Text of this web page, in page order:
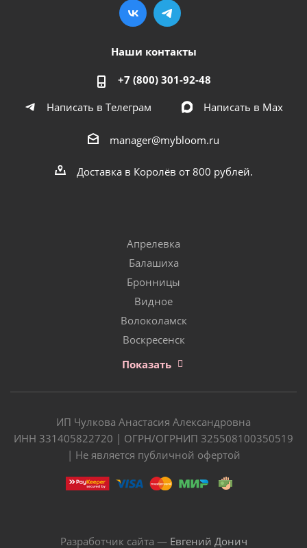
Наши контакты
+7 (800) 301-92-48
Написать в Телеграм
Написать в Мах
manager@mybloom.ru
Доставка в Королёв от 800 рублей.
Апрелевка
Балашиха
Бронницы
Видное
Волоколамск
Воскресенск
Показать
ИП Чулкова Анастасия Александровна
ИНН 331405822720 | ОГРН/ОГРНИП 325508100350519
| Не является публичной офертой
Разработчик сайта — Евгений Донич